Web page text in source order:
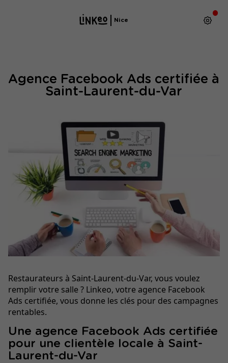
Nice
Agence Facebook Ads certifiée à
Saint-Laurent-du-Var
Restaurateurs à Saint-Laurent-du-Var, vous voulez
remplir votre salle ? Linkeo, votre agence Facebook
Ads certifiée, vous donne les clés pour des campagnes
rentables.
Une agence Facebook Ads certifiée
pour une clientèle locale à Saint-
Laurent-du-Var